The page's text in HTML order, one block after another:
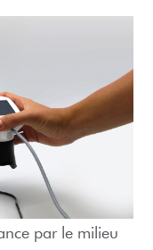
par le milieu